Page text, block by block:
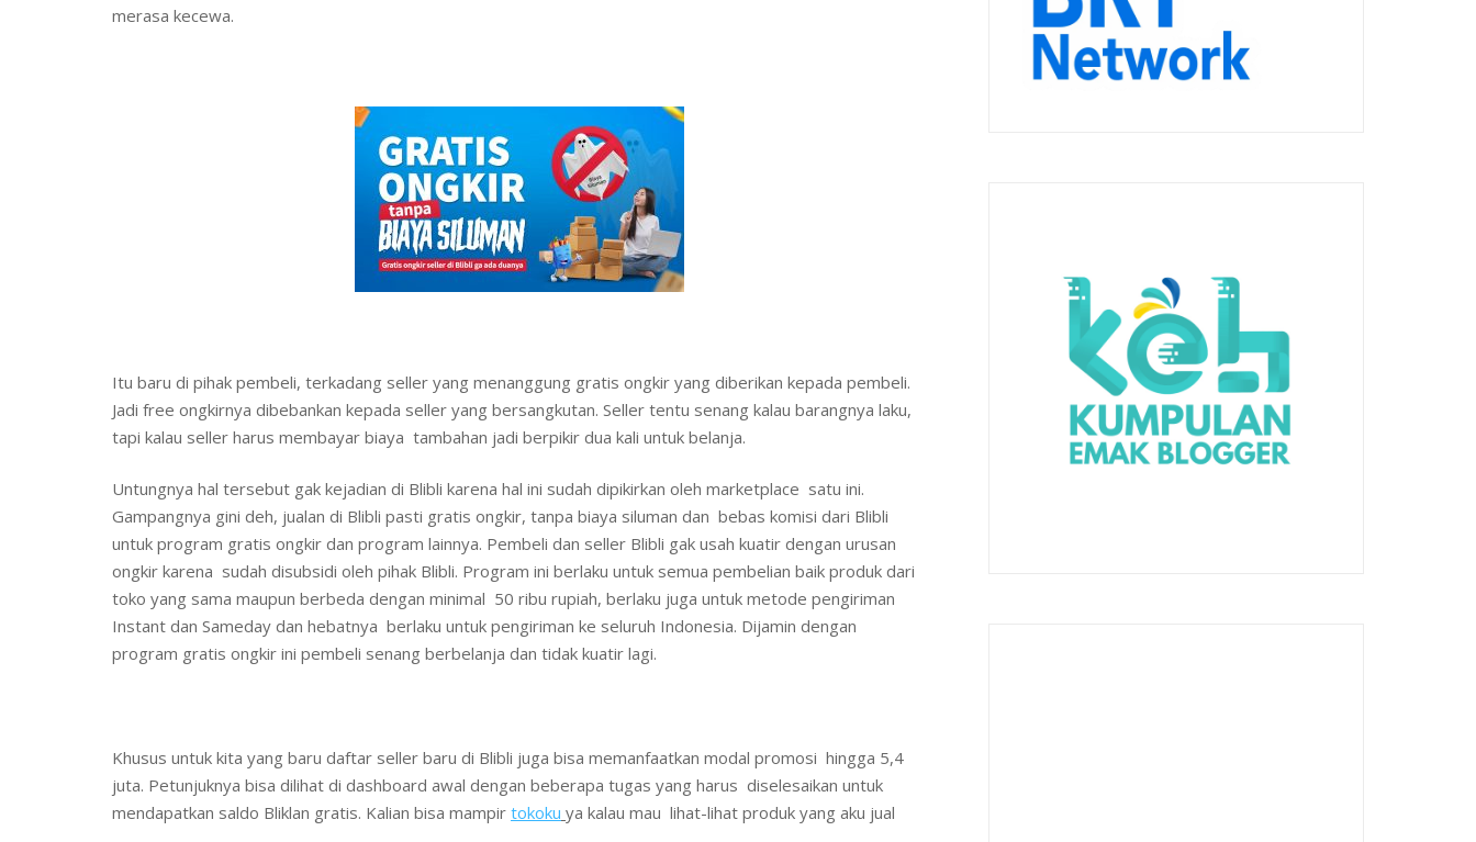
merasa kecewa.
Itu baru di pihak pembeli, terkadang seller yang menanggung gratis ongkir yang diberikan kepada pembeli.
Jadi free ongkirnya dibebankan kepada seller yang bersangkutan. Seller tentu senang kalau barangnya laku,
tapi kalau seller harus membayar biaya tambahan jadi berpikir dua kali untuk belanja.
Untungnya hal tersebut gak kejadian di Blibli karena hal ini sudah dipikirkan oleh marketplace satu ini.
Gampangnya gini deh, jualan di Blibli pasti gratis ongkir, tanpa biaya siluman dan bebas komisi dari Blibli
untuk program gratis ongkir dan program lainnya. Pembeli dan seller Blibli gak usah kuatir dengan urusan
ongkir karena sudah disubsidi oleh pihak Blibli. Program ini berlaku untuk semua pembelian baik produk dari
toko yang sama maupun berbeda dengan minimal 50 ribu rupiah, berlaku juga untuk metode pengiriman
Instant dan Sameday dan hebatnya berlaku untuk pengiriman ke seluruh Indonesia. Dijamin dengan
program gratis ongkir ini pembeli senang berbelanja dan tidak kuatir lagi.
Khusus untuk kita yang baru daftar seller baru di Blibli juga bisa memanfaatkan modal promosi hingga 5,4
juta. Petunjuknya bisa dilihat di dashboard awal dengan beberapa tugas yang harus diselesaikan untuk
mendapatkan saldo Bliklan gratis. Kalian bisa mampir tokoku ya kalau mau lihat-lihat produk yang aku jual